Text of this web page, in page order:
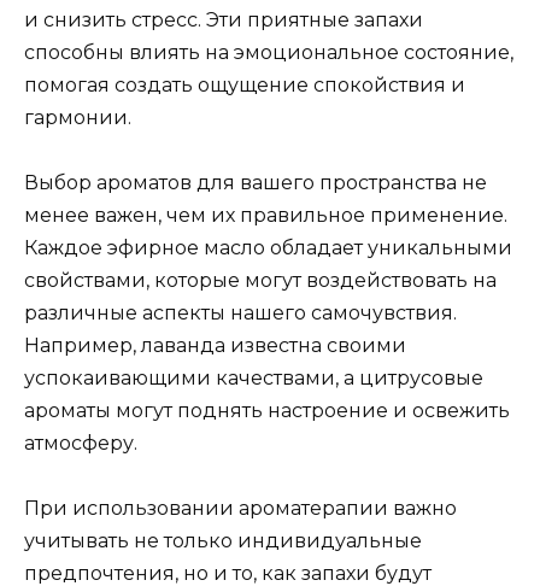
и снизить стресс. Эти приятные запахи
способны влиять на эмоциональное состояние,
помогая создать ощущение спокойствия и
гармонии.
Выбор ароматов для вашего пространства не
менее важен, чем их правильное применение.
Каждое эфирное масло обладает уникальными
свойствами, которые могут воздействовать на
различные аспекты нашего самочувствия.
Например, лаванда известна своими
успокаивающими качествами, а цитрусовые
ароматы могут поднять настроение и освежить
атмосферу.
При использовании ароматерапии важно
учитывать не только индивидуальные
предпочтения, но и то, как запахи будут